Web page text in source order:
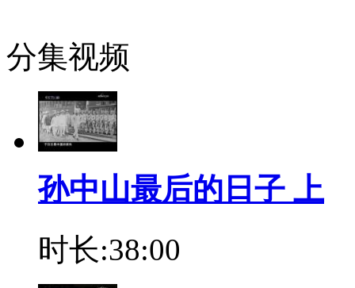
分集视频
孙中山最后的日子 上
时长:38:00